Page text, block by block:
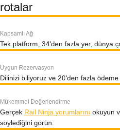
rotalar
Kapsamlı Ağ
Tek platform, 34'den fazla yer, dünya
Uygun Rezervasyon
Dilinizi biliyoruz ve 20'den fazla
Mükemmel Değerlendirme
Gerçek Rail Ninja yorumlarını okuyun
söylediğini görün.